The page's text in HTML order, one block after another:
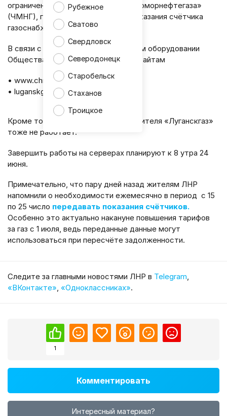
Рубежное
Сватово
Свердловск
Северодонецк
Старобельск
Стаханов
Троицкое
ограничении доступа к сайту «Черноморнефтегаза»
(ЧМНГ), где они могут передать показания счётчика
газоснабжения.
В связи с техработами на серверном оборудовании
Общества отсутствуеет доступ к сайтам
• www.chmng.ru
• luganskgaz.chmng.ru
Кроме того, личный кабинет потребителя «Луганскгаз»
тоже не работает.
Завершить работы на серверах планируют к 8 утра 24
июня.
Примечательно, что пару дней назад жителям ЛНР
напомнили о необходимости ежемесячно в период с 15
по 25 число передавать показания счётчиков.
Особенно это актуально накануне повышения тарифов
за газ с 1 июля, ведь переданные данные могут
использоваться при пересчёте задолженности.
Cледите за главными новостями ЛНР в Telegram,
«ВКонтакте», «Одноклассниках».
1
Комментировать
Интересный материал?